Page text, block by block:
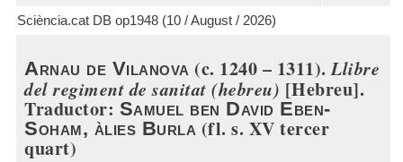
Sciència.cat DB op1948 (10 / August / 2026)
Arnau de Vilanova (c. 1240 – 1311).Llibre
del regiment de sanitat (hebreu) [Hebreu].
Traductor: Samuel ben David Eben-
Soham, àlies Burla (fl. s. XV tercer
quart)